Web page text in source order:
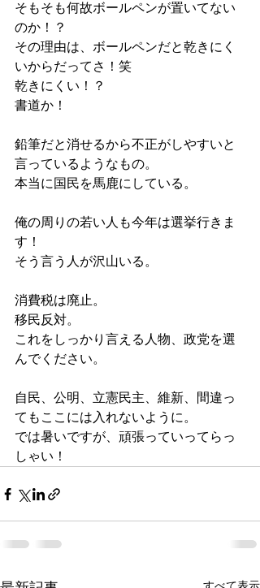
そもそも何故ボールペンが置いてない
のか！？
その理由は、ボールペンだと乾きにく
いからだってさ！笑
乾きにくい！？
書道か！
鉛筆だと消せるから不正がしやすいと
言っているようなもの。
本当に国民を馬鹿にしている。
俺の周りの若い人も今年は選挙行きま
す！
そう言う人が沢山いる。
消費税は廃止。
移民反対。
これをしっかり言える人物、政党を選
んでください。
自民、公明、立憲民主、維新、間違っ
てもここには入れないように。
では暑いですが、頑張っていってらっ
しゃい！